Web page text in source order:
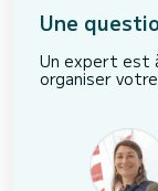
Une
Un expert est
organiser